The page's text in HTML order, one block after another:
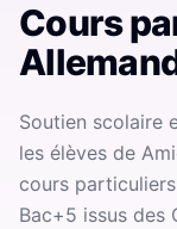
Cours
Soutien scolaire
les élèves de
cours
Bac+5 issus des